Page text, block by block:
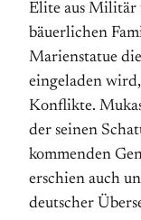
Elite aus Militär
bäuerlichen
Marienstatue
eingeladen
Konflikte.
der seinen
kommenden
erschien auch
deutscher